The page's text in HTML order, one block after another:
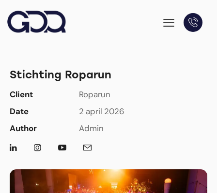
Stichting Roparun
Client
Roparun
Date
2 april 2026
Author
Admin